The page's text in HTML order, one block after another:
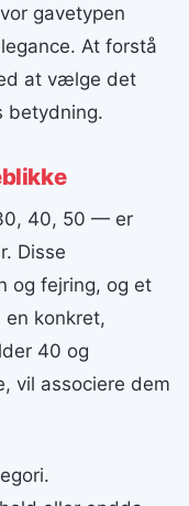
gavetypen
At forstå
at vælge det
betydning.
40, 50 — er
Disse
og fejring, og et
en konkret,
40 og
vil associere dem